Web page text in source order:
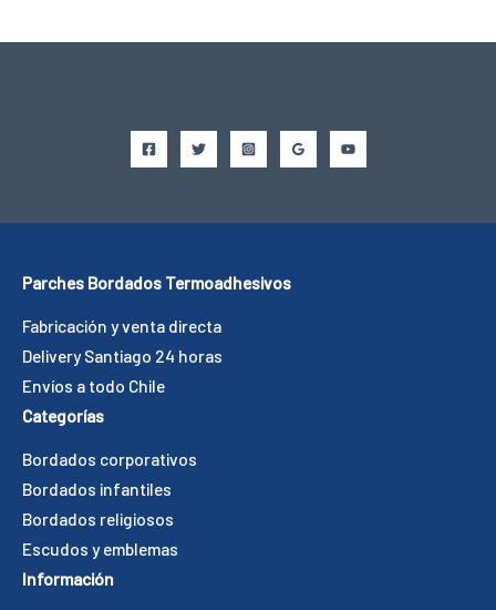
Parches Bordados Termoadhesivos
Fabricación y venta directa
Delivery Santiago 24 horas
Envíos a todo Chile
Categorías
Bordados corporativos
Bordados infantiles
Bordados religiosos
Escudos y emblemas
Información